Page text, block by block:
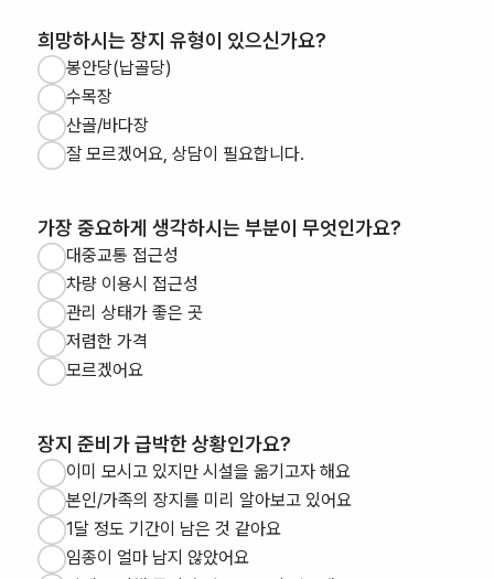
희망하시는 장지 유형이 있으신가요?
봉안당(납골당)
수목장
산골/바다장
잘 모르겠어요, 상담이 필요합니다.
가장 중요하게 생각하시는 부분이 무엇인가요?
대중교통 접근성
차량 이용시 접근성
관리 상태가 좋은 곳
저렴한 가격
모르겠어요
장지 준비가 급박한 상황인가요?
이미 모시고 있지만 시설을 옮기고자 해요
본인/가족의 장지를 미리 알아보고 있어요
1달 정도 기간이 남은 것 같아요
임종이 얼마 남지 않았어요